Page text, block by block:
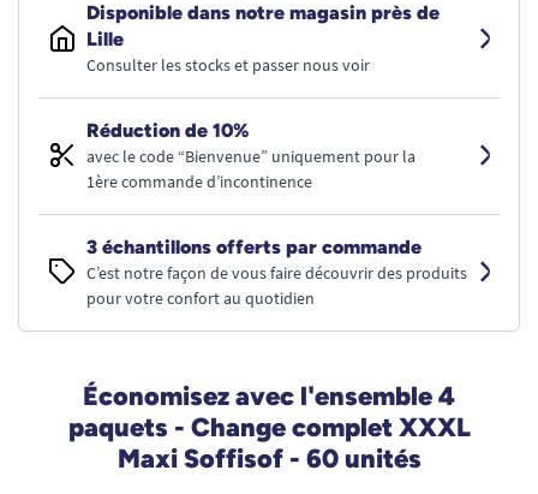
Disponible dans notre magasin près de
Lille
Consulter les stocks et passer nous voir
Réduction de 10%
avec le code “Bienvenue” uniquement pour la
1ère commande d’incontinence
3 échantillons offerts par commande
C’est notre façon de vous faire découvrir des produits
pour votre confort au quotidien
Économisez avec l'ensemble 4
paquets - Change complet XXXL
Maxi Soffisof - 60 unités